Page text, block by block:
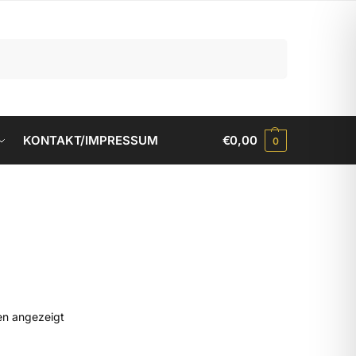
KONTAKT/IMPRESSUM €0,00 0
angezeigt